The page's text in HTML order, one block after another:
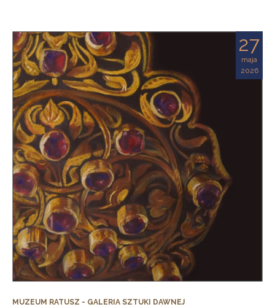
27
maja
2026
MUZEUM RATUSZ - GALERIA SZTUKI DAWNEJ